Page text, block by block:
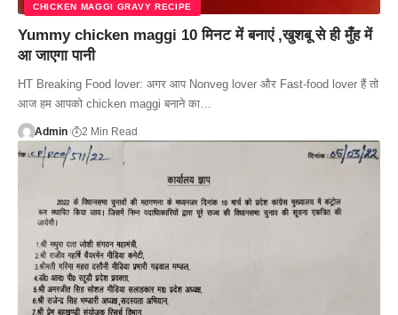
CHICKEN MAGGI GRAVY RECIPE
Yummy chicken maggi 10 मिनट में बनाएं ,खुशबू से ही मुँह में
आ जाएगा पानी
HT Breaking Food lover: अगर आप Nonveg lover और Fast-food lover हैं तो
आज हम आपको chicken maggi बनाने का…
Admin 2 Min Read